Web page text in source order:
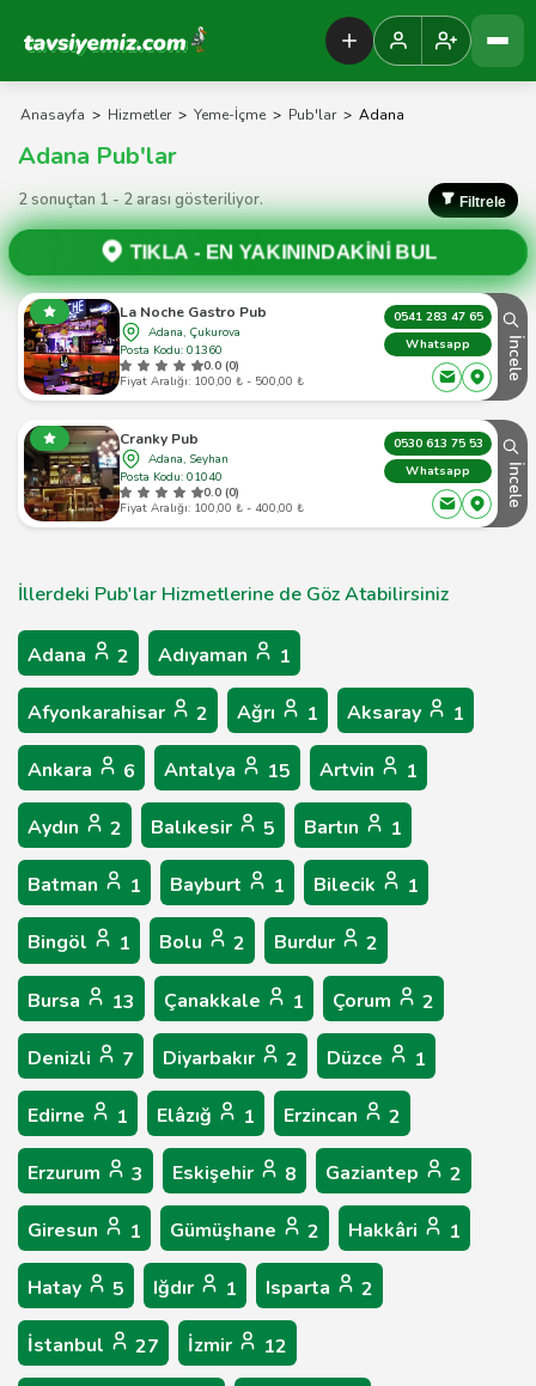
Tavsiyemiz Anasayfa
Anasayfa > Hizmetler > Yeme-İçme > Pub'lar > Adana
Adana Pub'lar
2 sonuçtan 1 - 2 arası gösteriliyor. Filtrele
TIKLA -EN YAKININDAKİNİ BUL
La Noche Gastro Pub
Adana, Çukurova
Posta Kodu: 01360
0.0 (0)
Fiyat Aralığı: 100,00 ₺ - 500,00 ₺
0541 283 47 65
Whatsapp
İncele
Cranky Pub
Adana, Seyhan
Posta Kodu: 01040
0.0 (0)
Fiyat Aralığı: 100,00 ₺ - 400,00 ₺
0530 613 75 53
Whatsapp
İncele
İllerdeki Pub'lar Hizmetlerine de Göz Atabilirsiniz
Adana 2 Adıyaman 1
Afyonkarahisar 2 Ağrı 1 Aksaray 1
Ankara 6 Antalya 15 Artvin 1
Aydın 2 Balıkesir 5 Bartın 1
Batman 1 Bayburt 1 Bilecik 1
Bingöl 1 Bolu 2 Burdur 2
Bursa 13 Çanakkale 1 Çorum 2
Denizli 7 Diyarbakır 2 Düzce 1
Edirne 1 Elâzığ 1 Erzincan 2
Erzurum 3 Eskişehir 8 Gaziantep 2
Giresun 1 Gümüşhane 2 Hakkâri 1
Hatay 5 Iğdır 1 Isparta 2
İstanbul 27 İzmir 12